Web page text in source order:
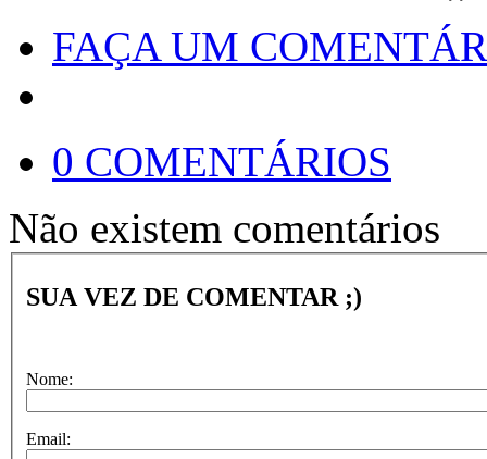
FAÇA UM
0 COMENTÁRIOS
Não existem comentários
SUA VEZ DE COMENTAR ;)
Nome:
Email: